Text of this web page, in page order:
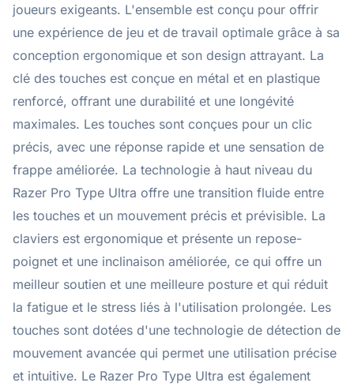
joueurs exigeants. L'ensemble est conçu pour offrir
une expérience de jeu et de travail optimale grâce à sa
conception ergonomique et son design attrayant. La
clé des touches est conçue en métal et en plastique
renforcé, offrant une durabilité et une longévité
maximales. Les touches sont conçues pour un clic
précis, avec une réponse rapide et une sensation de
frappe améliorée. La technologie à haut niveau du
Razer Pro Type Ultra offre une transition fluide entre
les touches et un mouvement précis et prévisible. La
claviers est ergonomique et présente un repose-
poignet et une inclinaison améliorée, ce qui offre un
meilleur soutien et une meilleure posture et qui réduit
la fatigue et le stress liés à l'utilisation prolongée. Les
touches sont dotées d'une technologie de détection de
mouvement avancée qui permet une utilisation précise
et intuitive. Le Razer Pro Type Ultra est également